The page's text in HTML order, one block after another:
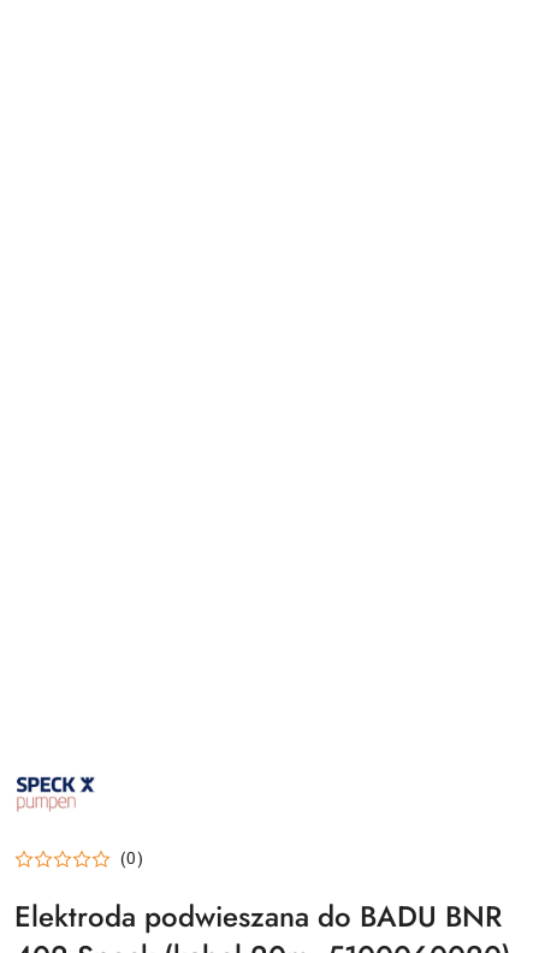
PUMPEN-
LOGO
(0)
Elektroda podwieszana do BADU BNR